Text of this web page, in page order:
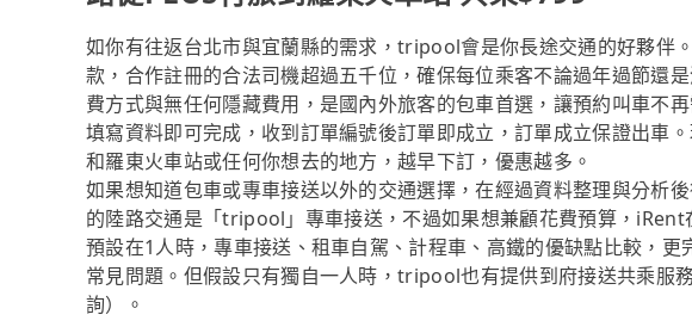
如你有往返台北市與宜蘭縣的需求，tripool會是你長途交通的好夥伴
款，合作註冊的合法司機超過五千位，確保每位乘客不論過年過節還
費方式與無任何隱藏費用，是國內外旅客的包車首選，讓預約叫車不
填寫資料即可完成，收到訂單編號後訂單即成立，訂單成立保證出車
和羅東火車站或任何你想去的地方，越早下訂，優惠越多。
如果想知道包車或專車接送以外的交通選擇，在經過資料整理與分析
的陸路交通是「tripool」專車接送，不過如果想兼顧花費預算，
預設在1人時，專車接送、租車自駕、計程車、高鐵的優缺點比較，
常見問題。但假設只有獨自一人時，tripool也有提供到府接送共乘服
詢）。